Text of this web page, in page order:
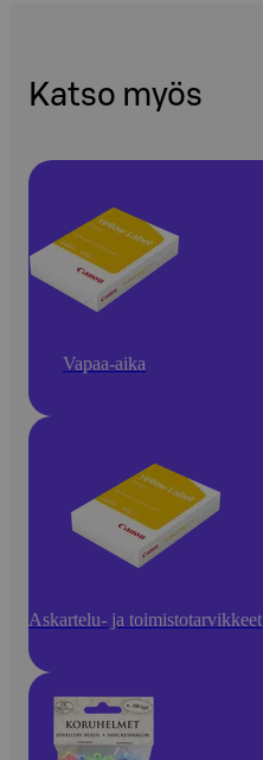
Katso myös
Vapaa-aika
Askartelu- ja toimistotarvikkeet